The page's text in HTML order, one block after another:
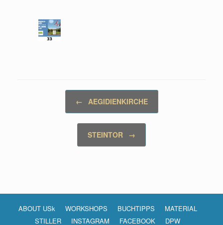
← AEGIDIENKIRCHE
STEINTOR →
ABOUT USk WORKSHOPS BUCHTIPPS
MATERIAL
STILLER
INSTAGRAM FACEBOOK DPW